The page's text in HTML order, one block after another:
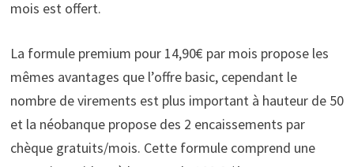
mois est offert.
La formule premium pour 14,90€ par mois propose les
mêmes avantages que l’offre basic, cependant le
nombre de virements est plus important à hauteur de 50
et la néobanque propose des 2 encaissements par
chèque gratuits/mois. Cette formule comprend une